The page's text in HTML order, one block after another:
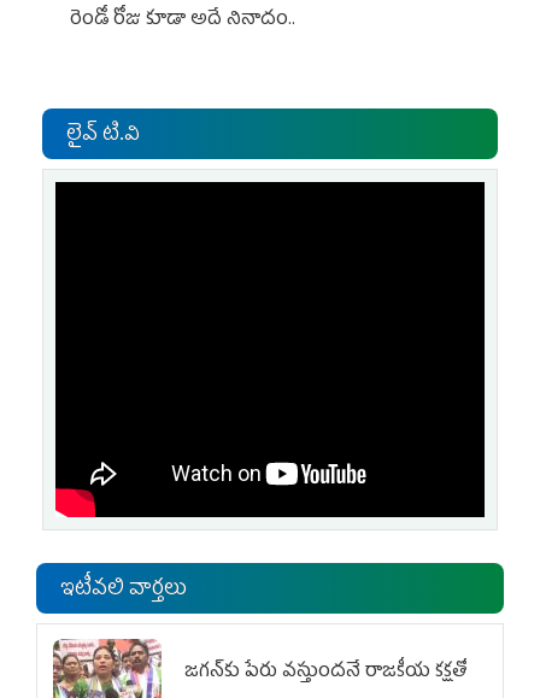
రెండో రోజు కూడా అదే నినాదం..
లైవ్ టి.వి
ఇటీవలి వార్తలు
జగన్‌కు పేరు వస్తుందనే రాజకీయ కక్షతో